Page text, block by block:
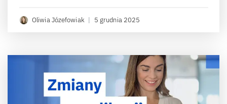
Oliwia Józefowiak | 5 grudnia 2025